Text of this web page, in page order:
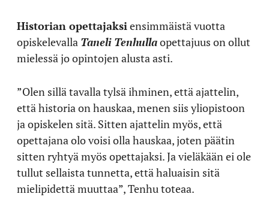
Historian opettajaksi ensimmäistä vuotta
opiskelevalla Taneli Tenhullaopettajuus on ollut
mielessä jo opintojen alusta asti.
”Olen sillä tavalla tylsä ihminen, että ajattelin,
että historia on hauskaa, menen siis yliopistoon
ja opiskelen sitä. Sitten ajattelin myös, että
opettajana olo voisi olla hauskaa, joten päätin
sitten ryhtyä myös opettajaksi. Ja vieläkään ei ole
tullut sellaista tunnetta, että haluaisin sitä
mielipidettä muuttaa”, Tenhu toteaa.